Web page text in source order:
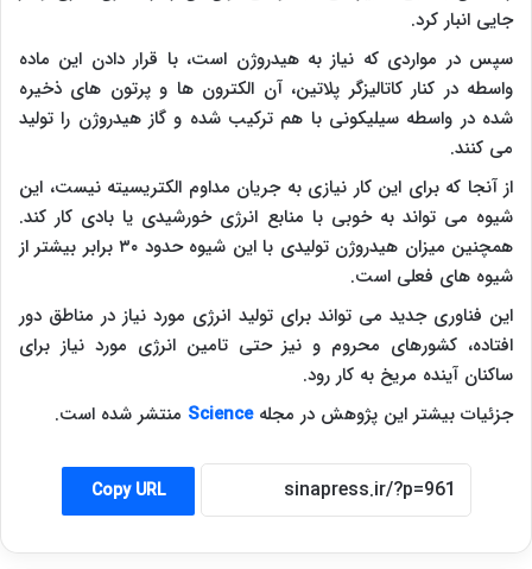
جایی انبار کرد.
سپس در مواردی که نیاز به هیدروژن است، با قرار دادن این ماده
واسطه در کنار کاتالیزگر پلاتین، آن الکترون ها و پرتون های ذخیره
شده در واسطه سیلیکونی با هم ترکیب شده و گاز هیدروژن را تولید
می کنند.
از آنجا که برای این کار نیازی به جریان مداوم الکتریسیته نیست، این
شیوه می تواند به خوبی با منابع انرژی خورشیدی یا بادی کار کند.
همچنین میزان هیدروژن تولیدی با این شیوه حدود ۳۰ برابر بیشتر از
شیوه های فعلی است.
این فناوری جدید می تواند برای تولید انرژی مورد نیاز در مناطق دور
افتاده، کشورهای محروم و نیز حتی تامین انرژی مورد نیاز برای
ساکنان آینده مریخ به کار رود.
جزئیات بیشتر این پژوهش در مجلهScience منتشر شده است.
Copy URL